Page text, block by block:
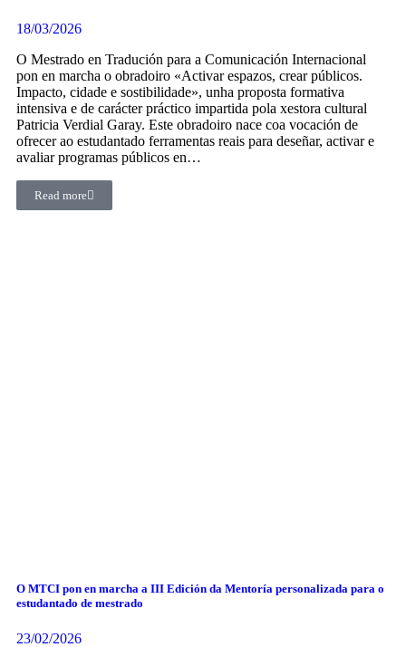
18/03/2026
O Mestrado en Tradución para a Comunicación Internacional
pon en marcha o obradoiro «Activar espazos, crear públicos.
Impacto, cidade e sostibilidade», unha proposta formativa
intensiva e de carácter práctico impartida pola xestora cultural
Patricia Verdial Garay. Este obradoiro nace coa vocación de
ofrecer ao estudantado ferramentas reais para deseñar, activar e
avaliar programas públicos en…
Read more
O MTCI pon en marcha a III Edición da Mentoría personalizada para o
estudantado de mestrado
23/02/2026